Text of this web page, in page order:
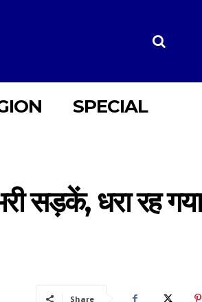
SPECIAL
सड़कें, धरा रह गया
Share